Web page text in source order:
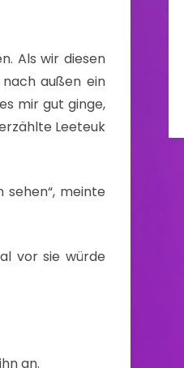
Als wir diesen
außen ein
mir gut ginge,
Leeteuk
sehen“, meinte
vor sie würde
an.